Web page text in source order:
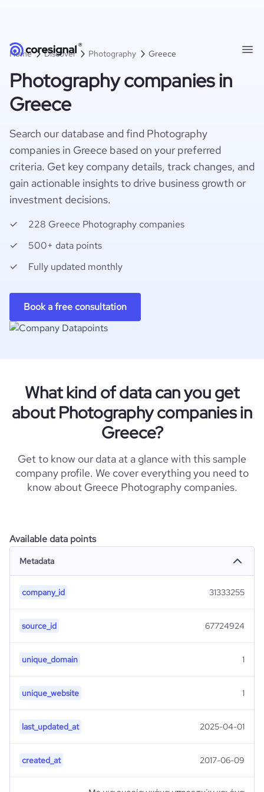
Home Discover Photography Greece
Photography companies in
Greece
Search our database and find Photography
companies in Greece based on your preferred
criteria. Get key company details, track changes, and
gain actionable insights to drive business growth or
investment decisions.
228 Greece Photography companies
500+ data points
Fully updated monthly
Book a free consultation
What kind of data can you get
about Photography companies in
Greece?
Get to know our data at a glance with this sample
company profile. We cover everything you need to
know about Greece Photography companies.
Available data points
Metadata
company_id 31333255
source_id 67724924
unique_domain 1
unique_website 1
last_updated_at 2025-04-01
created_at 2017-06-09